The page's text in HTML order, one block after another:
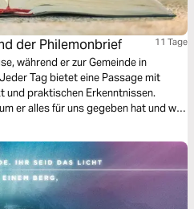
der Philemonbrief 11 Tage
während er zur Gemeinde in
Tag bietet eine Passage mit
und praktischen Erkenntnissen.
er alles für uns gegeben hat und wie
und lernen Sie, Ihr Leben durch seine
könnten: [Missbrauch und
vorsichtig.